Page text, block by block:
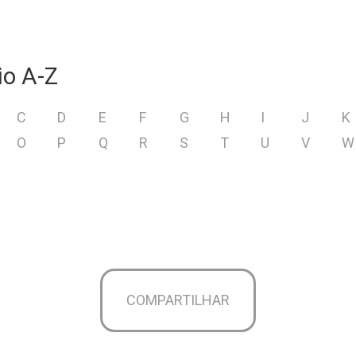
A-Z
C D E F G H I J
K
O P Q R S T U V
W
COMPARTILHAR